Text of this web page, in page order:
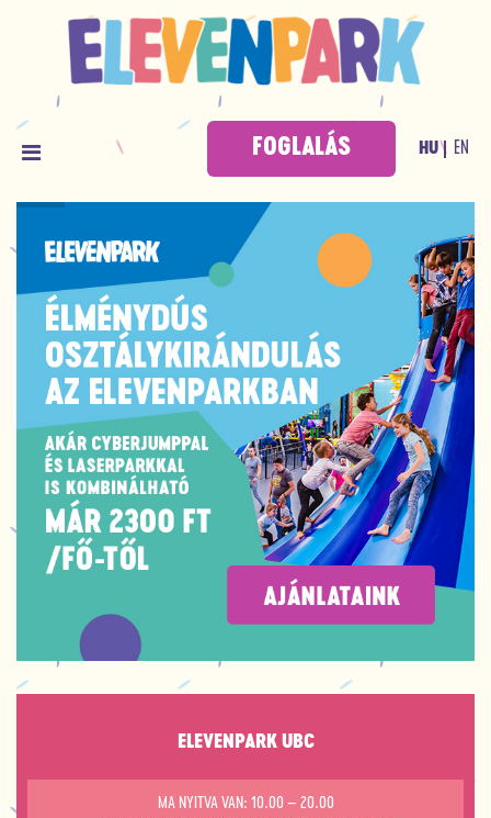
HU EN
FOGLALÁS
ELEVENPARK UBC
MA NYITVA VAN: 10.00 – 20.00